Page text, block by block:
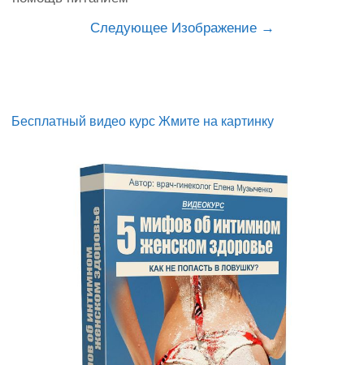
Следующее Изображение
Бесплатный видео курс Жмите на картинку